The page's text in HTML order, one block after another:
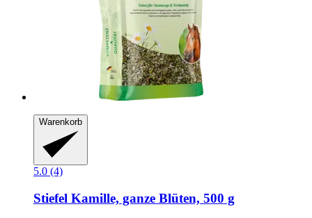
Warenkorb
5.0 (4)
Stiefel Kamille, ganze Blüten, 500 g